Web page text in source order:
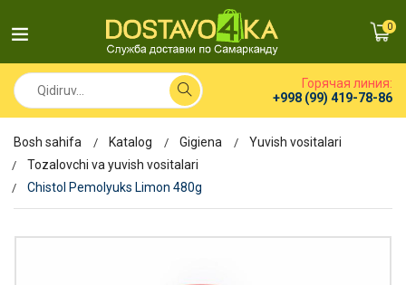
0
Горячая линия:
+998 (99) 419-78-86
Bosh sahifa Katalog Gigiena
Yuvish vositalari
Tozalovchi va yuvish vositalari
Chistol Pemolyuks Limon 480g